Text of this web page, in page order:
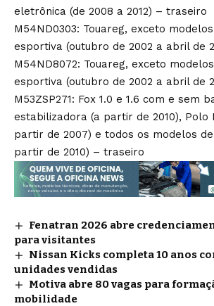
eletrônica (de 2008 a 2012) – traseiro
M54ND0303: Touareg, exceto
esportiva (outubro de 2002 a abril de
M54ND8072: Touareg, exceto
esportiva (outubro de 2002 a abril de
M53ZSP271: Fox 1.0 e 1.6 com e sem
estabilizadora (a partir de 2010), Polo
partir de 2007) e todos os modelos
partir de 2010) – traseiro
Fenatran 2026 abre
para visitantes
Nissan Kicks completa 10 anos
unidades vendidas
Motiva abre 80 vagas para
mobilidade